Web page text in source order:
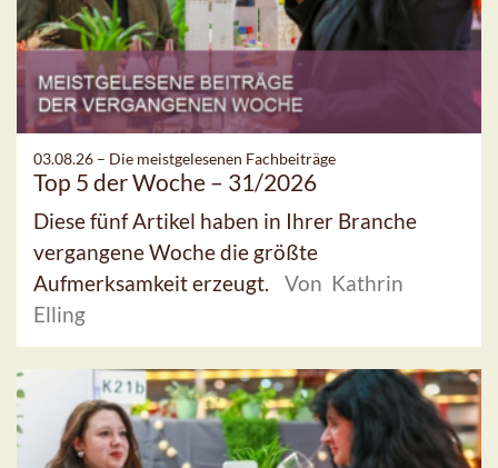
03.08.26 – Die meistgelesenen Fachbeiträge
Top 5 der Woche – 31/2026
Diese fünf Artikel haben in Ihrer Branche
vergangene Woche die größte
Aufmerksamkeit erzeugt.
Von Kathrin
Elling